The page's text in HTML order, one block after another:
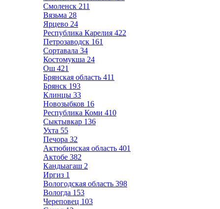
Смоленск 211
Вязьма 28
Ярцево 24
Республика Карелия 422
Петрозаводск 161
Сортавала 34
Костомукша 24
Ош 421
Брянская область 411
Брянск 193
Клинцы 33
Новозыбков 16
Республика Коми 410
Сыктывкар 136
Ухта 55
Печора 32
Актюбинская область 401
Актобе 382
Кандыагаш 2
Иргиз 1
Вологодская область 398
Вологда 153
Череповец 103